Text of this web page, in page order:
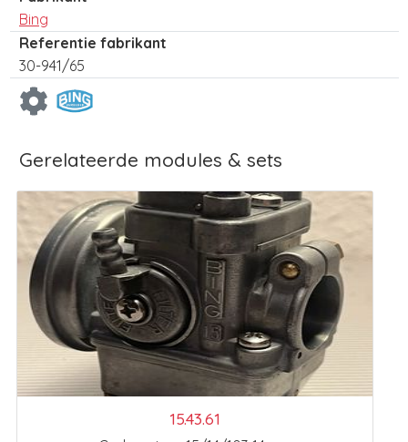
Bing
Referentie fabrikant
30-941/65
Gerelateerde modules & sets
15.43.61